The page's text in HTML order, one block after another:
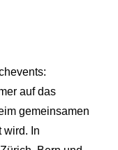
auf das
gemeinsamen
wird. In